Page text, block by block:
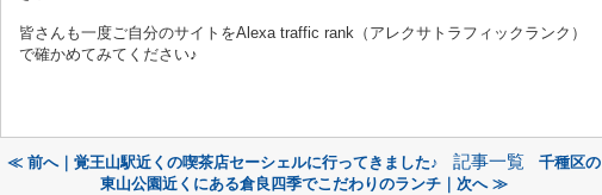
皆さんも一度ご自分のサイトをAlexa traffic rank（アレクサトラフィックランク）
で確かめてみてください♪
≪ 前へ｜覚王山駅近くの喫茶店セーシェルに行ってきました♪ 記事一覧
千種区の
東山公園近くにある倉良四季でこだわりのランチ｜次へ ≫